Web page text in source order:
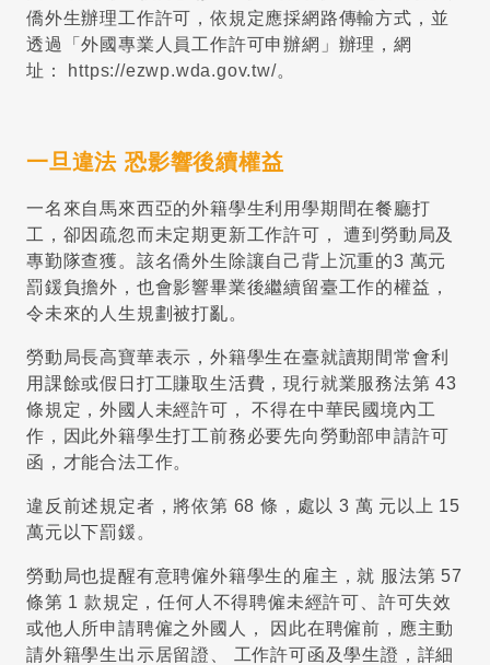
僑外生辦理工作許可，依規定應採網路傳輸方式，並
透過「外國專業人員工作許可申辦網」辦理，網
址： https://ezwp.wda.gov.tw/。
一旦違法 恐影響後續權益
一名來自馬來西亞的外籍學生利用學期間在餐廳打
工，卻因疏忽而未定期更新工作許可， 遭到勞動局及
專勤隊查獲。該名僑外生除讓自己背上沉重的3 萬元
罰鍰負擔外，也會影響畢業後繼續留臺工作的權益，
令未來的人生規劃被打亂。
勞動局長高寶華表示，外籍學生在臺就讀期間常會利
用課餘或假日打工賺取生活費，現行就業服務法第 43
條規定，外國人未經許可， 不得在中華民國境內工
作，因此外籍學生打工前務必要先向勞動部申請許可
函，才能合法工作。
違反前述規定者，將依第 68 條，處以 3 萬 元以上 15
萬元以下罰鍰。
勞動局也提醒有意聘僱外籍學生的雇主，就 服法第 57
條第 1 款規定，任何人不得聘僱未經許可、許可失效
或他人所申請聘僱之外國人， 因此在聘僱前，應主動
請外籍學生出示居留證、 工作許可函及學生證，詳細